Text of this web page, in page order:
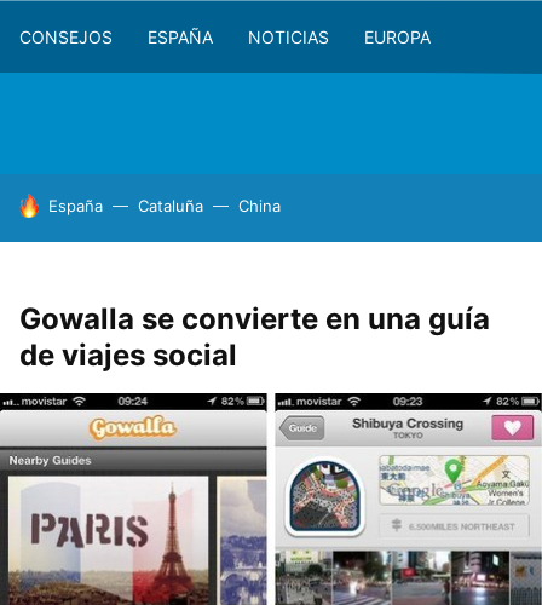
CONSEJOS ESPAÑA NOTICIAS EUROPA
HOY SE HABLA DE
España Cataluña China
Gowalla se convierte en una guía
de viajes social